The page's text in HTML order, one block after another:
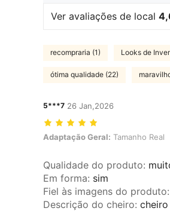
Ver avaliações de local
recompraria (1) Looks de
ótima qualidade (22)
5***7 26 Jan,2026
Adaptação Geral: Tamanho Real,
Adaptação Geral: Tamanho Real
Qualidade do produto:
Em forma: sim
Fiel às imagens do produto:
Descrição do cheiro: